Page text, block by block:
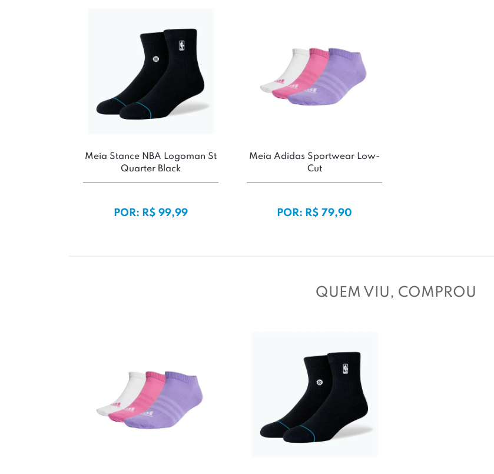
Meia Stance NBA Logoman St
Quarter Black
POR: R$ 99,99
Meia Adidas Sportwear Low-
Cut
POR: R$ 79,90
QUEM VIU, COMPROU